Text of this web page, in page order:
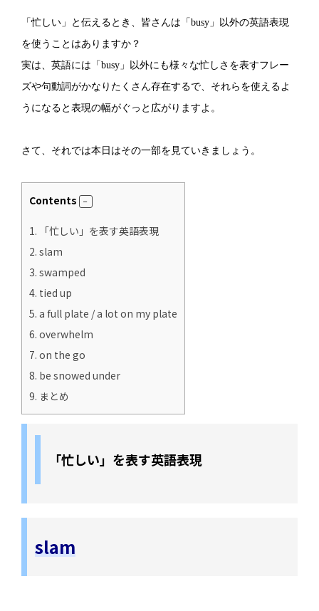
「忙しい」と伝えるとき、皆さんは「busy」以外の英語表現
を使うことはありますか？
実は、英語には「busy」以外にも様々な忙しさを表すフレー
ズや句動詞がかなりたくさん存在するで、それらを使えるよ
うになると表現の幅がぐっと広がりますよ。
さて、それでは本日はその一部を見ていきましょう。
Contents
1. 「忙しい」を表す英語表現
2. slam
3. swamped
4. tied up
5. a full plate / a lot on my plate
6. overwhelm
7. on the go
8. be snowed under
9. まとめ
「忙しい」を表す英語表現
slam